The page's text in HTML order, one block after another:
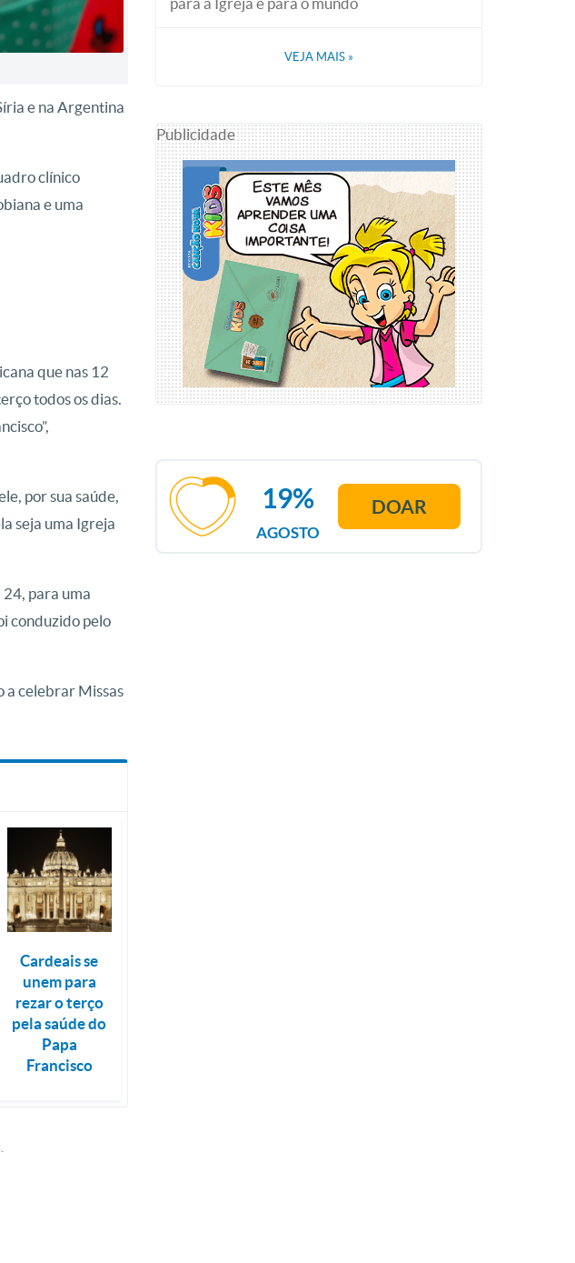
e na Argentina
clínico
e uma
que nas 12
todos os dias.
por sua saúde,
seja uma Igreja
24, para uma
conduzido pelo
a celebrar Missas
Cardeais se
unem para
rezar o terço
pela saúde do
Papa
Francisco
VEJA MAIS »
Publicidade
AGOSTO
19% DOAR